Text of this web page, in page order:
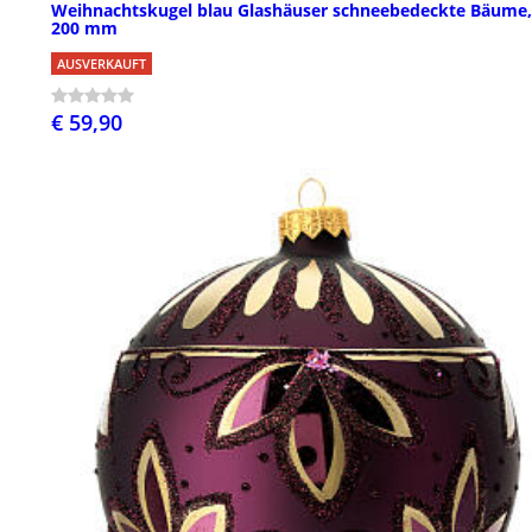
Weihnachtskugel blau Glashäuser schneebedeckte Bäume,
200 mm
AUSVERKAUFT
€ 59,90